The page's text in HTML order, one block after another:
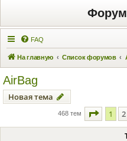
Форум
FAQ
На главную Список форумов
AirBag
Новая тема
468 тем 1 2